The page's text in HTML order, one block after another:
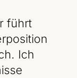
führt
Ich